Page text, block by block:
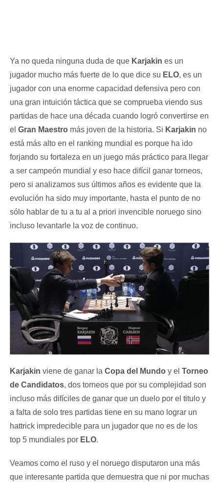
Ya no queda ninguna duda de que Karjakin es un
jugador mucho más fuerte de lo que dice su ELO, es un
jugador con una enorme capacidad defensiva pero con
una gran intuición táctica que se comprueba viendo sus
partidas de hace una década cuando logró convertirse en
el Gran Maestro más joven de la historia. Si Karjakin no
está más alto en el ranking mundial es porque ha ido
forjando su fortaleza en un juego más práctico para llegar
a ser campeón mundial y eso hace difícil ganar torneos,
pero si analizamos sus últimos años es evidente que la
evolución ha sido muy importante, hasta el punto de no
sólo hablar de tu a tu al a priori invencible noruego sino
incluso levantarle la voz de continuo.
Karjakin viene de ganar la Copa del Mundo y el Torneo
de Candidatos, dos torneos que por su complejidad son
incluso más difíciles de ganar que un duelo por el titulo y
a falta de solo tres partidas tiene en su mano lograr un
hattrick impredecible para un jugador que no es de los
top 5 mundiales por ELO.
Veamos como el ruso y el noruego disputaron una más
que interesante partida que demuestra que ni por muchas